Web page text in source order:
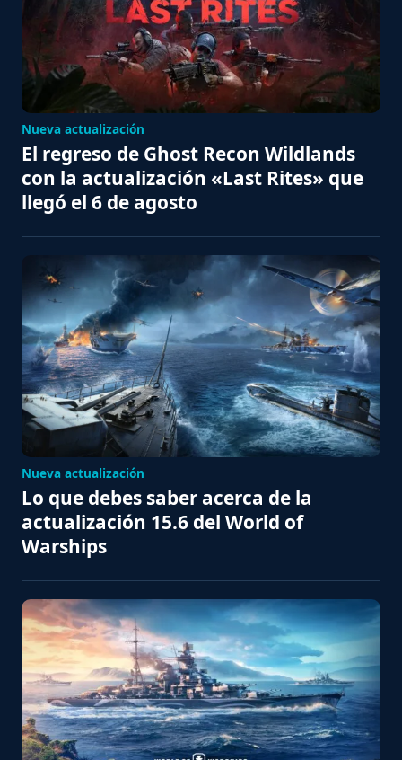
Nueva actualización
El regreso de Ghost Recon Wildlands
con la actualización «Last Rites» que
llegó el 6 de agosto
Nueva actualización
Lo que debes saber acerca de la
actualización 15.6 del World of
Warships